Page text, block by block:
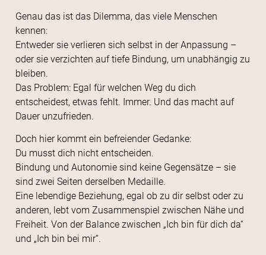
Genau das ist das Dilemma, das viele Menschen
kennen:
Entweder sie verlieren sich selbst in der Anpassung –
oder sie verzichten auf tiefe Bindung, um unabhängig zu
bleiben.
Das Problem: Egal für welchen Weg du dich
entscheidest, etwas fehlt. Immer. Und das macht auf
Dauer unzufrieden.
Doch hier kommt ein befreiender Gedanke:
Du musst dich nicht entscheiden.
Bindung und Autonomie sind keine Gegensätze – sie
sind zwei Seiten derselben Medaille.
Eine lebendige Beziehung, egal ob zu dir selbst oder zu
anderen, lebt vom Zusammenspiel zwischen Nähe und
Freiheit. Von der Balance zwischen „Ich bin für dich da“
und „Ich bin bei mir“.